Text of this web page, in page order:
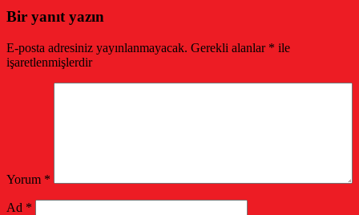
Bir yanıt yazın
E-posta adresiniz yayınlanmayacak. Gerekli alanlar * ile
işaretlenmişlerdir
Yorum *
Ad *